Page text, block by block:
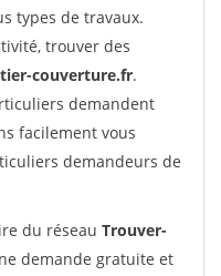
types de travaux.
trouver des
couverture.fr.
demandent
facilement vous
demandeurs de
du réseau Trouver-
demande gratuite et